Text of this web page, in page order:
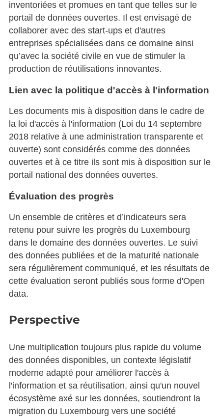
inventoriées et promues en tant que telles sur le
portail de données ouvertes. Il est envisagé de
collaborer avec des start-ups et d'autres
entreprises spécialisées dans ce domaine ainsi
qu’avec la société civile en vue de stimuler la
production de réutilisations innovantes.
Lien avec la politique d'accès à l'information
Les documents mis à disposition dans le cadre de
la loi d'accès à l'information (Loi du 14 septembre
2018 relative à une administration transparente et
ouverte) sont considérés comme des données
ouvertes et à ce titre ils sont mis à disposition sur le
portail national des données ouvertes.
Évaluation des progrès
Un ensemble de critères et d’indicateurs sera
retenu pour suivre les progrès du Luxembourg
dans le domaine des données ouvertes. Le suivi
des données publiées et de la maturité nationale
sera régulièrement communiqué, et les résultats de
cette évaluation seront publiés sous forme d'Open
data.
Perspective
Une multiplication toujours plus rapide du volume
des données disponibles, un contexte législatif
moderne adapté pour améliorer l'accès à
l'information et sa réutilisation, ainsi qu'un nouvel
écosystème axé sur les données, soutiendront la
migration du Luxembourg vers une société